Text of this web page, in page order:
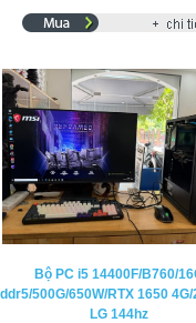
Bộ PC i5 14400F/B760/
ddr5/500G/650W/RTX 1650
LG 144hz